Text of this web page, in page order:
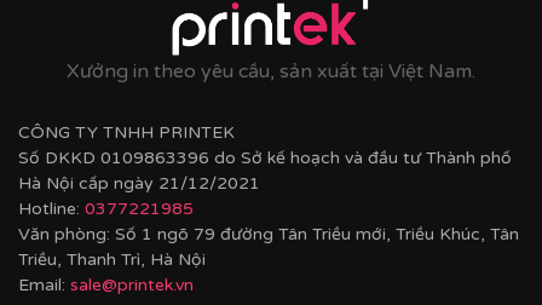
Xưởng in theo yêu cầu, sản xuất tại Việt Nam.
CÔNG TY TNHH PRINTEK
Số DKKD 0109863396 do Sở kế hoạch và đầu tư Thành phố
Hà Nội cấp ngày 21/12/2021
Hotline: 0377221985
Văn phòng: Số 1 ngõ 79 đường Tân Triều mới, Triều Khúc, Tân
Triều, Thanh Trì, Hà Nội
Email: sale@printek.vn